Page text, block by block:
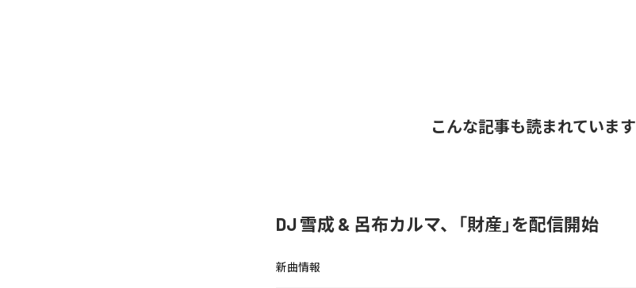
こんな記事も読まれています
DJ 雪成 & 呂布カルマ、「財産」を配信開始
新曲情報